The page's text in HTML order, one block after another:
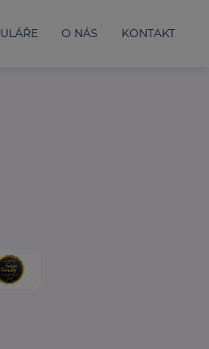
O NÁS KONTAKT